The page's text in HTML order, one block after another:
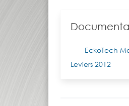
EckoTech
Leviers 2012